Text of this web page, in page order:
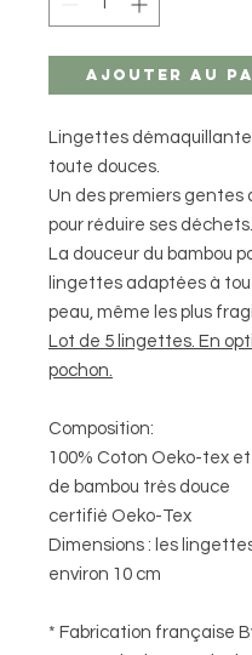
Ajouter au
Lingettes
toute douces.
Un des premiers gentes
pour réduire ses déchets.
La douceur du bambou
lingettes adaptées à
peau, même les plus
Lot de 5 lingettes. En
pochon.
Composition:
100% Coton Oeko-tex
de bambou très douce
certifié Oeko-Tex
Dimensions : les
environ 10 cm
* Fabrication française